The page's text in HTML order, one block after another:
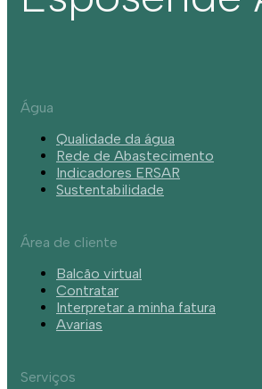
Água
Qualidade da água
Rede de Abastecimento
Indicadores ERSAR
Sustentabilidade
Área de cliente
Balcão virtual
Contratar
Interpretar a minha fatura
Avarias
Serviços